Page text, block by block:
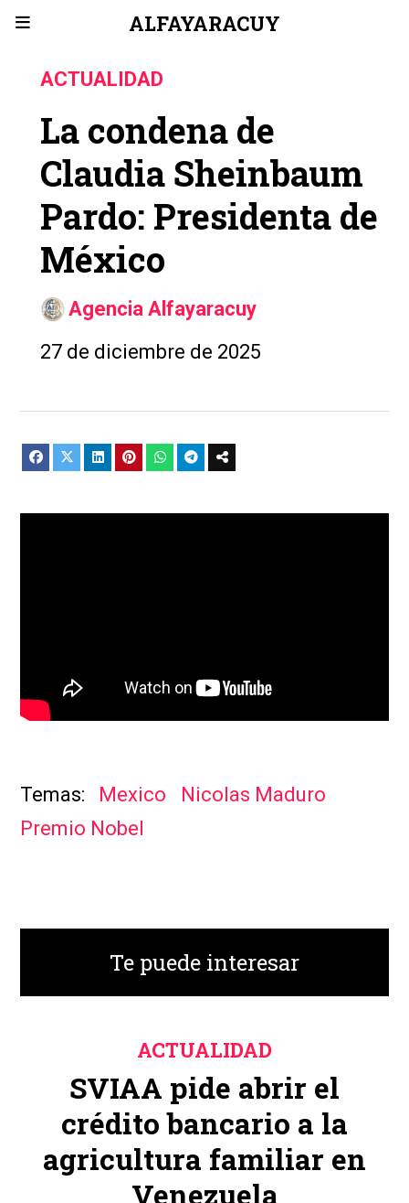
ALFAYARACUY
La condena de
Claudia Sheinbaum
Pardo: Presidenta de
México
ACTUALIDAD
27 de diciembre de 2025
Agencia Alfayaracuy
Mexico
Nicolas Maduro
Premio Nobel
Te puede interesar
SVIAA pide abrir el
crédito bancario a la
agricultura familiar en
Venezuela
ACTUALIDAD